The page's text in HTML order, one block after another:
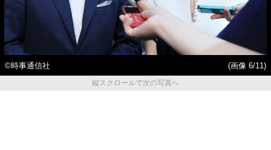
©時事通信社
(画像 6/11)
縦スクロールで次の写真へ